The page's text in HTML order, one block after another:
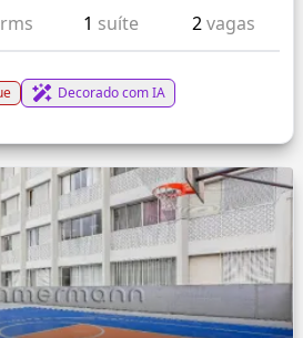
1 suíte 2vagas
Decorado com IA